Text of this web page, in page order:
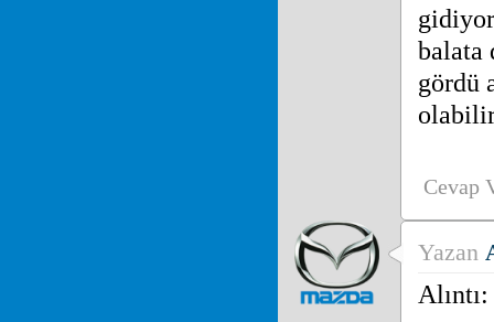
balata
gördü
Cevap
Yazan